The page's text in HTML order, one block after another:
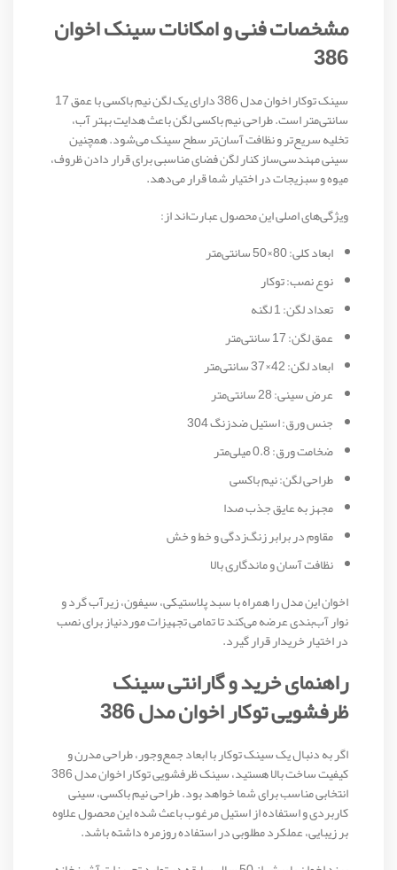
مشخصات فنی و امکانات سینک اخوان
386
سینک توکار اخوان مدل 386 دارای یک لگن نیم باکسی با عمق 17
سانتی‌متر است. طراحی نیم باکسی لگن باعث هدایت بهتر آب،
تخلیه سریع‌تر و نظافت آسان‌تر سطح سینک می‌شود. همچنین
سینی مهندسی‌ساز کنار لگن فضای مناسبی برای قرار دادن ظروف،
میوه و سبزیجات در اختیار شما قرار می‌دهد.
ویژگی‌های اصلی این محصول عبارت‌اند از:
ابعاد کلی: 80×50 سانتی‌متر
نوع نصب: توکار
تعداد لگن: 1 لگنه
عمق لگن: 17 سانتی‌متر
ابعاد لگن: 42×37 سانتی‌متر
عرض سینی: 28 سانتی‌متر
جنس ورق: استیل ضدزنگ 304
ضخامت ورق: 0.8 میلی‌متر
طراحی لگن: نیم باکسی
مجهز به عایق جذب صدا
مقاوم در برابر زنگ‌زدگی و خط و خش
نظافت آسان و ماندگاری بالا
اخوان این مدل را همراه با سبد پلاستیکی، سیفون، زیرآب گرد و
نوار آب‌بندی عرضه می‌کند تا تمامی تجهیزات موردنیاز برای نصب
در اختیار خریدار قرار گیرد.
راهنمای خرید و گارانتی سینک
ظرفشویی توکار اخوان مدل 386
اگر به دنبال یک سینک توکار با ابعاد جمع‌وجور، طراحی مدرن و
کیفیت ساخت بالا هستید، سینک ظرفشویی توکار اخوان مدل 386
انتخابی مناسب برای شما خواهد بود. طراحی نیم باکسی، سینی
کاربردی و استفاده از استیل مرغوب باعث شده این محصول علاوه
بر زیبایی، عملکرد مطلوبی در استفاده روزمره داشته باشد.